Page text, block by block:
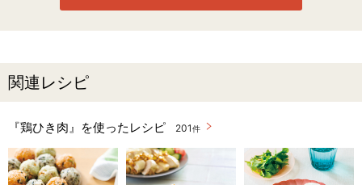
関連レシピ
『鶏ひき肉』を使ったレシピ 201 件